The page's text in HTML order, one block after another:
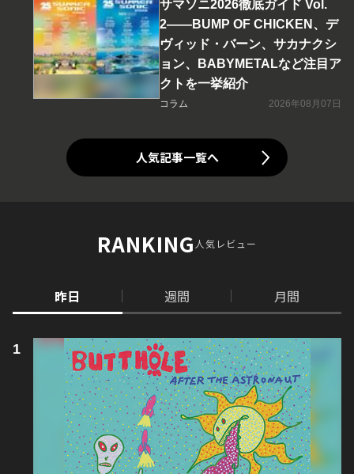
サマソニ2026徹底ガイド Vol.
2――BUMP OF CHICKEN、デ
ヴィッド・バーン、サカナクシ
ョン、BABYMETALなど注目ア
クトを一挙紹介
コラム 2026年08月07日
人気記事一覧へ
RANKING人気レビュー
昨日 週間 月間